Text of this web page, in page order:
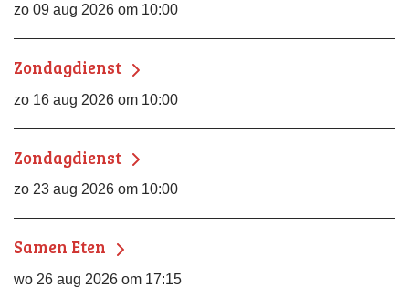
zo 09 aug 2026 om 10:00
Zondagdienst
zo 16 aug 2026 om 10:00
Zondagdienst
zo 23 aug 2026 om 10:00
Samen Eten
wo 26 aug 2026 om 17:15